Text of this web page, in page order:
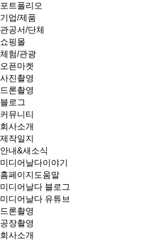
포트폴리오
기업/제품
관공서/단체
쇼핑몰
체험/관광
오픈마켓
사진촬영
드론촬영
블로그
커뮤니티
회사소개
제작일지
안내&새소식
미디어날다이야기
홈페이지도움말
미디어날다 블로그
미디어날다 유튜브
드론촬영
공장촬영
회사소개